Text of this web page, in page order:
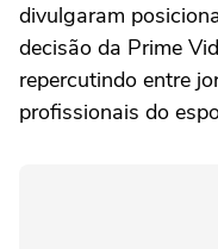
divulgaram
decisão da Prime
repercutindo entre
profissionais do